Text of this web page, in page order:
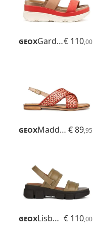
Geox Gardenia€ 110,00
Geox Maddalusiac € 89,95
Geox Lisbona € 110,00